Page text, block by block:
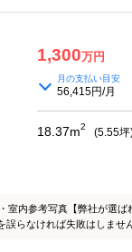
1,300万円
月の支払い目安
56,415円/月
18.37m2 (5.55坪
室内参考写真【弊社が選ば
らなければ失敗はしませ